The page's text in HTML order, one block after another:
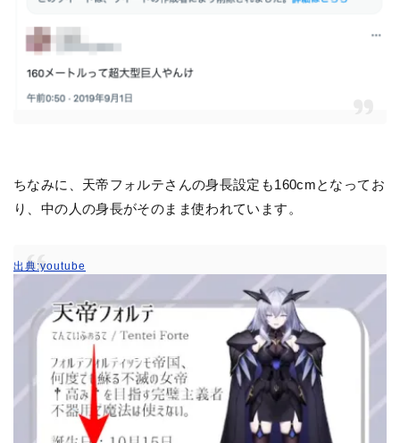
ちなみに、天帝フォルテさんの身長設定も160cmとなってお
り、中の人の身長がそのまま使われています。
出典:youtube